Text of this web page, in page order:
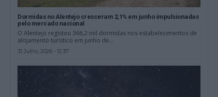
Dormidas no Alentejo cresceram 2,1% em junho impulsionadas
pelo mercado nacional
O Alentejo registou 366,2 mil dormidas nos estabelecimentos de
alojamento turístico em junho de...
31 Julho, 2026 - 12:37